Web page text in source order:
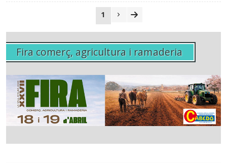
1
Fira comerç, agricultura i ramaderia